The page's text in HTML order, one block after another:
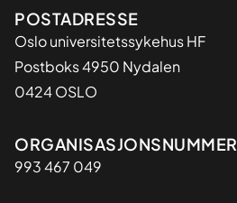
Adresse
POSTADRESSE
Oslo universitetssykehus HF
Postboks 4950 Nydalen
0424 OSLO
Organisasjon
ORGANISASJONSNUMMER
993 467 049